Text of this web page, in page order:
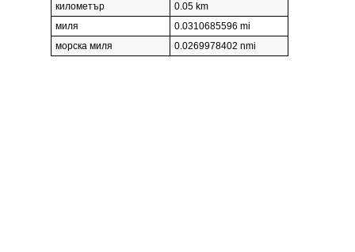
километър
0.05 km
миля
0.0310685596 mi
морска миля
0.0269978402 nmi